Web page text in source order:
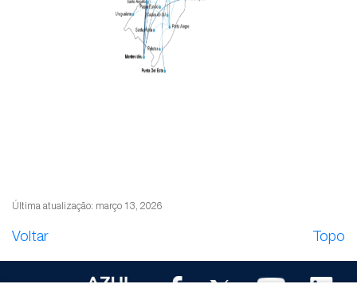
Última atualização: março 13, 2026
Voltar Topo